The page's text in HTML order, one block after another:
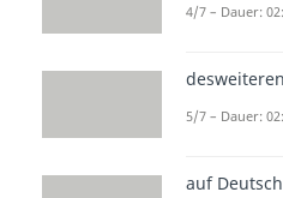
4/7 – Dauer:
5/7 – Dauer:
auf